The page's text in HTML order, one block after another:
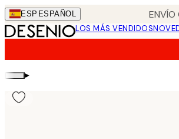
Skip
to
main
ESP ESPAÑOL ENVÍO
LOS MÁS VENDIDOS
▸